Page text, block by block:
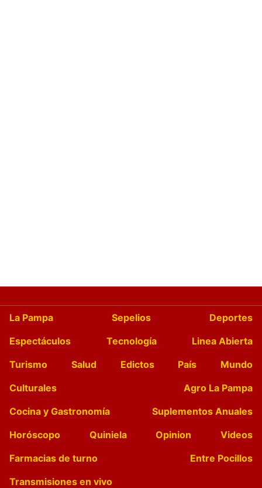
La Pampa Sepelios
Deportes
Espectáculos
Tecnología
Linea Abierta
Turismo
Salud Edictos País
Mundo
Culturales
Agro La Pampa
Cocina y Gastronomía
Suplementos Anuales
Horóscopo
Quiniela Opinion
Videos
Farmacias de turno
Entre Pocillos
Transmisiones en vivo